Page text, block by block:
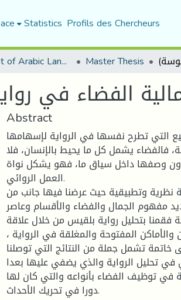
Statistics Profils des Chercheurs
Department of Arabic Language and Literature Master Thesis
الفضاء في
Abstract
التي تطرح نفسها في الرواية لإسهامها
فالفضاء يشمل كل ما يحيط بالإنسان، فلا
وصفها داخل سياق ما، فهو يشكل نواة
العمل الروائي.
وتطبيقية حيث عرضنا فيها جانب من
مفهوم الجمال والفضاء والأقسام وعاصر
فقمنا بتحليل رواية بلقيس من خلال علاقة
والأماكن المفتوحة والمغلقة في الرواية ،
خاتمة تشمل جملة من النتائج التي توصلنا
تحليل الرواية والذي يضفي عليها بعدا
في توظيف الفضاء بأنواعه والتي كان لها
دورا في تحريك الأحداث.